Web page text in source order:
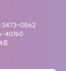
3473-0562
40760
호